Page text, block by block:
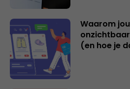
Waarom
(en hoe je